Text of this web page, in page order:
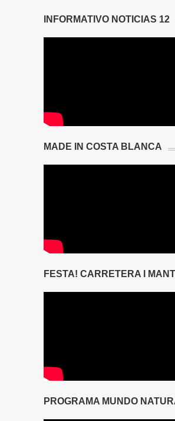
INFORMATIVO NOTICIAS 12
MADE IN COSTA BLANCA
FESTA! CARRETERA I
PROGRAMA MUNDO